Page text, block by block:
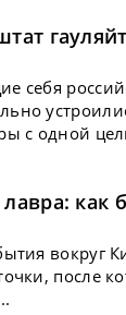
себя
с одной
как
вокруг
после